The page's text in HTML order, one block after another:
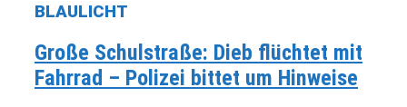
BLAULICHT
Große Schulstraße: Dieb flüchtet mit
Fahrrad – Polizei bittet um Hinweise